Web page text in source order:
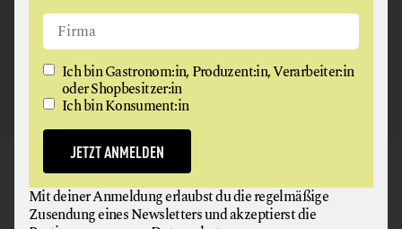
GAUMEN HOCH
NEWSLETTER
Ich bin Gastronom:in, Produzent:in, Verarbeiter:in
oder Shopbesitzer:in
Ich bin Konsument:in
JETZT ANMELDEN
Mit deiner Anmeldung erlaubst du die regelmäßige
Zusendung eines Newsletters und akzeptierst die